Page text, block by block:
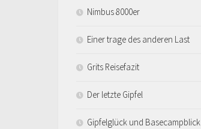
Nimbus 8000er
Einer trage des anderen Last
Grits Reisefazit
Der letzte Gipfel
Gipfelglück und Basecampblick